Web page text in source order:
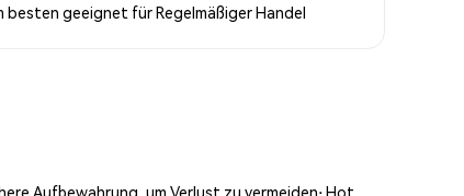
besten geeignet fürRegelmäßiger Handel
Aufbewahrung, um Verlust zu vermeiden; Hot